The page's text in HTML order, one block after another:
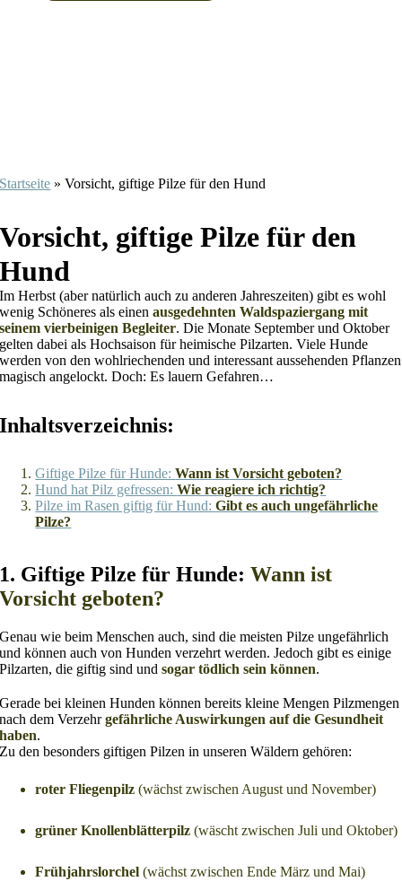
Startseite »Vorsicht, giftige Pilze für den Hund
Vorsicht, giftige Pilze für den
Hund
Im Herbst (aber natürlich auch zu anderen Jahreszeiten) gibt es wohl
wenig Schöneres als einenausgedehnten Waldspaziergang mit
seinem vierbeinigen Begleiter. Die Monate September und Oktober
gelten dabei als Hochsaison für heimische Pilzarten. Viele Hunde
werden von den wohlriechenden und interessant aussehenden Pflanzen
magisch angelockt. Doch: Es lauern Gefahren…
Inhaltsverzeichnis:
Giftige Pilze für Hunde:Wann ist Vorsicht geboten?
Hund hat Pilz gefressen:Wie reagiere ich richtig?
Pilze im Rasen giftig für Hund:Gibt es auch ungefährliche
Pilze?
1. Giftige Pilze für Hunde:Wann ist
Vorsicht geboten?
Genau wie beim Menschen auch, sind die meisten Pilze ungefährlich
und können auch von Hunden verzehrt werden. Jedoch gibt es einige
Pilzarten, die giftig sind undsogar tödlich sein können.
Gerade bei kleinen Hunden können bereits kleine Mengen Pilzmengen
nach dem Verzehrgefährliche Auswirkungen auf die Gesundheit
haben.
Zu den besonders giftigen Pilzen in unseren Wäldern gehören:
roter Fliegenpilz (wächst zwischen August und November)
grüner Knollenblätterpilz (wäscht zwischen Juli und Oktober)
Frühjahrslorchel (wächst zwischen Ende März und Mai)